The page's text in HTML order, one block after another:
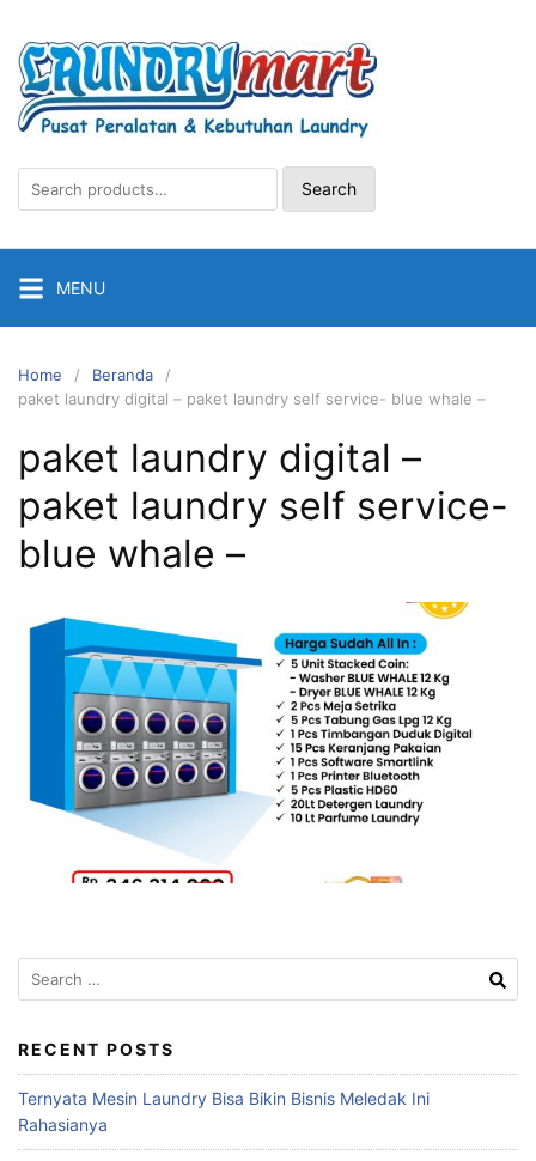
content
Search
for:
Search
MENU
Home
Beranda
paket laundry digital – paket laundry self service- blue whale –
paket laundry digital –
paket laundry self service-
blue whale –
Search
for:
RECENT POSTS
Ternyata Mesin Laundry Bisa Bikin Bisnis Meledak Ini
Rahasianya